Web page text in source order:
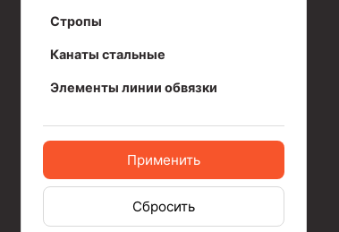
и манифольдов высокого давления
Стропы
Канаты стальные
Элементы линии обвязки
Применить
Сбросить